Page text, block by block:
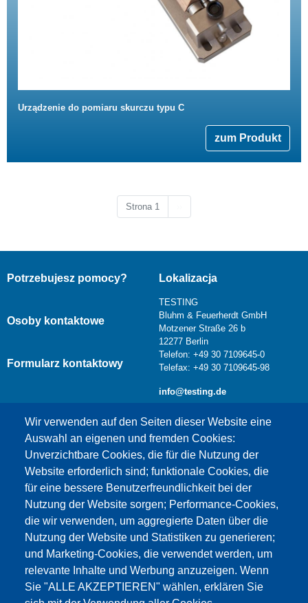
Urządzenie do pomiaru skurczu typu C
zum Produkt
Strona 1
Wir verwenden auf den Seiten dieser Website eine
Auswahl an eigenen und fremden Cookies:
Unverzichtbare Cookies, die für die Nutzung der
Website erforderlich sind; funktionale Cookies, die
für eine bessere Benutzerfreundlichkeit bei der
Nutzung der Website sorgen; Performance-Cookies,
die wir verwenden, um aggregierte Daten über die
Nutzung der Website und Statistiken zu generieren;
und Marketing-Cookies, die verwendet werden, um
relevante Inhalte und Werbung anzuzeigen. Wenn
Sie "ALLE AKZEPTIEREN" wählen, erklären Sie
Potrzebujesz pomocy?
Osoby kontaktowe
Formularz kontaktowy
Lokalizacja
TESTING
Bluhm & Feuerherdt GmbH
Motzener Straße 26 b
12277 Berlin
Telefon: +49 30 7109645-0
Telefax: +49 30 7109645-98
info@testing.de
Dieser Inhalt ist blockiert, da die Google Maps
Cookies nicht akzeptiert wurden.
NUR DIE GOOGLE MAPS COOKIES
AKZEPTIEREN.